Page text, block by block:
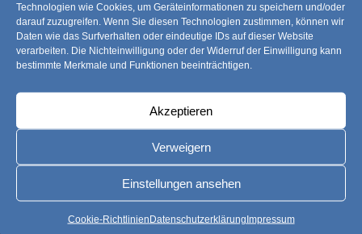
Technologien wie Cookies, um Geräteinformationen zu speichern und/oder
darauf zuzugreifen. Wenn Sie diesen Technologien zustimmen, können wir
Daten wie das Surfverhalten oder eindeutige IDs auf dieser Website
verarbeiten. Die Nichteinwilligung oder der Widerruf der Einwilligung kann
bestimmte Merkmale und Funktionen beeinträchtigen.
Akzeptieren
Verweigern
Einstellungen ansehen
Cookie-RichtlinienDatenschutzerklärungImpressum
Eine Gebäudeversicherung…
versichern